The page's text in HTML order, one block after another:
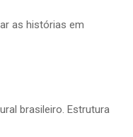
as histórias em
brasileiro. Estrutura